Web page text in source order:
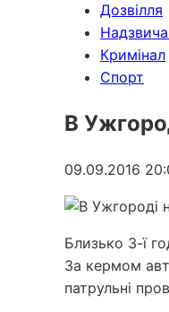
Дозвілля
Кримінал
Спорт
В
09.09.2016
Близько 3-ї
За кермом
патрульні